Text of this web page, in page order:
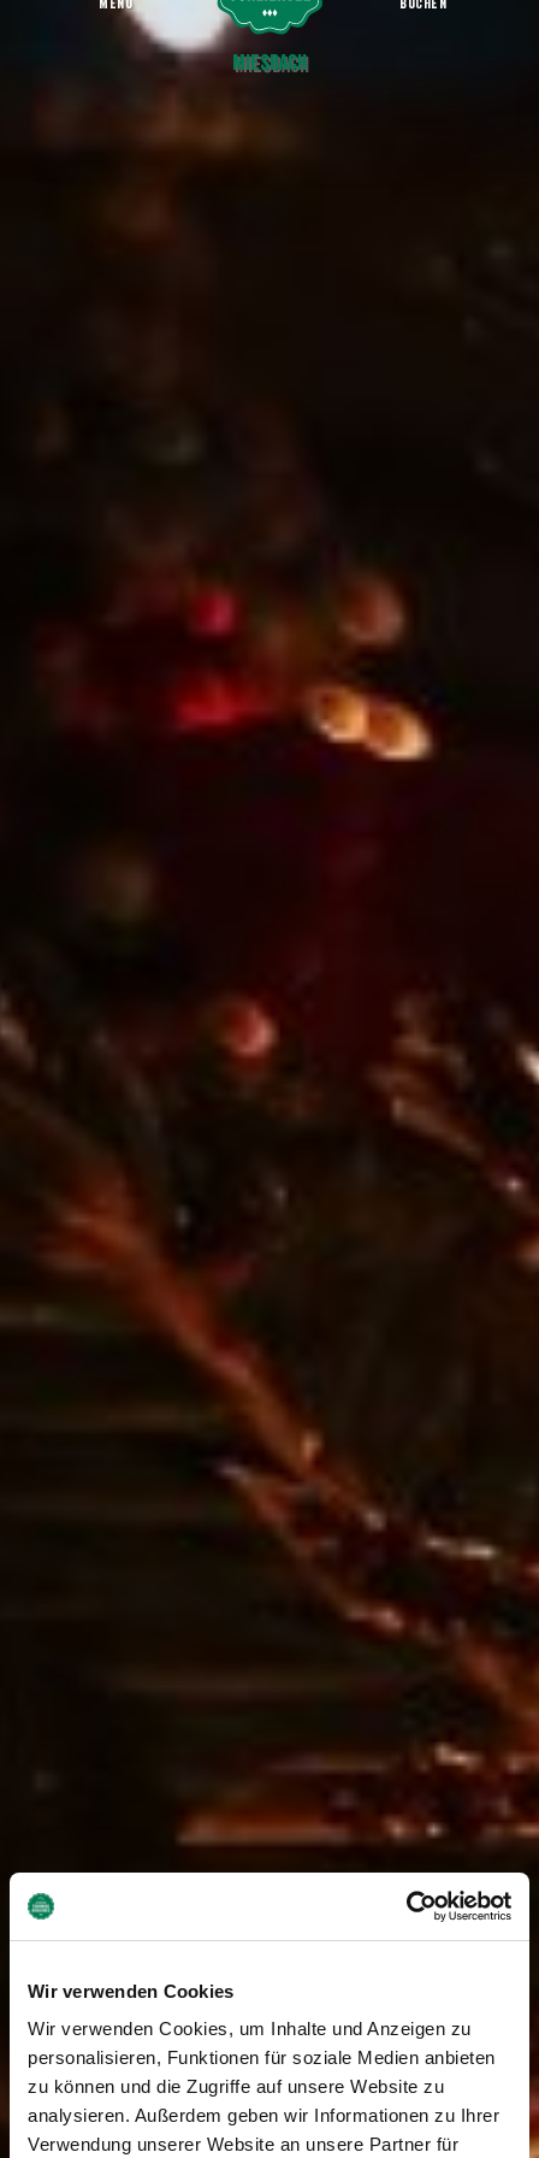
Wir verwenden Cookies
Wir verwenden Cookies, um Inhalte und Anzeigen zu
personalisieren, Funktionen für soziale Medien anbieten
zu können und die Zugriffe auf unsere Website zu
analysieren. Außerdem geben wir Informationen zu Ihrer
Verwendung unserer Website an unsere Partner für
Adventsmarkt im Pfarrheim
MENU
Miesbach
BUCHEN